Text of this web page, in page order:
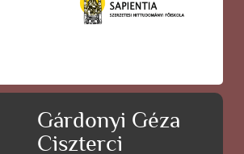
Gárdonyi Géza
Ciszterci